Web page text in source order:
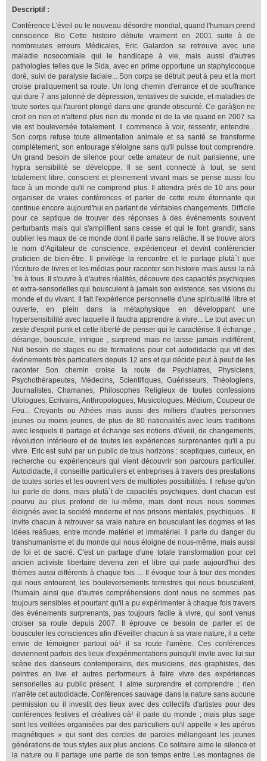
Descriptif :
Conférence L'éveil ou le nouveau désordre mondial, quand l'humain prend
conscience Bio Cette histoire débute vraiment en 2001 suite à de
nombreuses erreurs Médicales, Eric Galardon se retrouve avec une
maladie nosocomiale qui le handicape à vie, mais aussi d'autres
pathologies telles que le Sida, avec en prime opportune un staphylocoque
doré, suivi de paralysie faciale... Son corps se détruit peut à peu et la mort
croise pratiquement sa route. Un long chemin d'errance et de souffrance
qui dure 7 ans jalonné de dépression, tentatives de suicide, et maladies de
toute sortes qui l'auront plongé dans une grande obscurité. Ce garà§on ne
croit en rien et n'attend plus rien du monde ni de la vie quand en 2007 sa
vie est bouleversée totalement. Il commence à voir, ressentir, entendre...
Son corps refuse toute alimentation animale et sa santé se transforme
complètement, son entourage s'éloigne sans qu'il puisse tout comprendre.
Un grand besoin de silence pour cette amateur de nuit parisienne, une
hypra sensibilité se développe. Il se sent connecté à tout, se sent
totalement libre, conscient et pleinement vivant mais se pense aussi fou
face à un monde qu'il ne comprend plus. Il attendra près de 10 ans pour
organiser de vraies conférences et parler de cette route étonnante qui
continue encore aujourd'hui en parlant de véritables changements. Difficile
pour ce septique de trouver des réponses à des événements souvent
perturbants mais qui s'amplifient sans cesse et qui le font grandir, sans
oublier les maux de ce monde dont il parle sans relâche. Il se trouve alors
le nom d'Agitateur de conscience, expérienceur et devint conférencier
praticien de bien-être. Il privilège la rencontre et le partage plutà´t que
l'écriture de livres et les médias pour raconter son histoire mais aussi la nà
´tre à tous. Il s'ouvre à d'autres réalités, découvre des capacités psychiques
et extra-sensorielles qui bousculent à jamais son existence, ses visions du
monde et du vivant. Il fait l'expérience personnelle d'une spiritualité libre et
ouverte, en plein dans la métaphysique en développant une
hypersensibilité avec laquelle il faudra apprendre à vivre... Le tout avec un
zeste d'esprit punk et cette liberté de penser qui le caractérise. Il échange ,
dérange, bouscule, intrigue , surprend mais ne laisse jamais indifférent,
Nul besoin de stages ou de formations pour cet autodidacte qui vit des
événements très particuliers depuis 12 ans et qui décide peut à peut de les
raconter Son chemin croise la route de Psychiatres, Physiciens,
Psychothérapeutes, Médecins, Scientifiques, Guérisseurs, Théologiens,
Journalistes, Chamanes, Philosophes Religieux de toutes confessions
Ufologues, Ecrivains, Anthropologues, Musicologues, Médium, Coupeur de
Feu... Croyants ou Athées mais aussi des milliers d'autres personnes
jeunes ou moins jeunes, de plus de 80 nationalités avec leurs traditions
avec lesquels il partage et échange ses notions d'éveil, de changements,
révolution intérieure et de toutes les expériences surprenantes qu'il a pu
vivre. Eric est suivi par un public de tous horizons : sceptiques, curieux, en
recherche ou expérienceurs qui vient découvrir son parcours particulier.
Autodidacte, il conseille particuliers et entreprises à travers des prestations
de toutes sortes et les ouvrent vers de multiples possibilités. Il refuse qu'on
lui parle de dons, mais plutà´t de capacités psychiques, dont chacun est
pourvu au plus profond de lui-même, mais dont nous nous sommes
éloignés avec la société moderne et nos prisons mentales, psychiques... Il
invite chacun à retrouver sa vraie nature en bousculant les dogmes et les
idées reà§ues, entre monde matériel et immatériel. Il parle du danger du
transhumanisme et du monde qui nous éloigne de nous-même, mais aussi
de foi et de sacré. C'est un partage d'une totale transformation pour cet
ancien activiste libertaire devenu zen et libre qui parle aujourd'hui des
thèmes aussi différents à chaque fois ... Il évoque tour à tour des mondes
qui nous entourent, les bouleversements terrestres qui nous bousculent,
l'humain ainsi que d'autres compréhensions dont nous ne sommes pas
toujours sensibles et pourtant qu'il a pu expérimenter à chaque fois travers
des événements surprenants, pas toujours facile à vivre, qui sont venus
croiser sa route depuis 2007. Il éprouve ce besoin de parler et de
bousculer les consciences afin d'éveiller chacun à sa vraie nature, il a cette
envie de témoigner partout oà¹ il sa route l'amène. Ces conférences
deviennent parfois des lieux d'expérimentations puisqu'il invite avec lui sur
scène des danseurs contemporains, des musiciens, des graphistes, des
peintres en live et autres performeurs à faire vivre des expériences
sensorielles au public présent. Il aime surprendre et comprendre ; rien
n'arrête cet autodidacte. Conférences sauvage dans la nature sans aucune
permission ou il investit des lieux avec des collectifs d'artistes pour des
conférences festives et créatives oà¹ il parle du monde ; mais plus sage
sont les veillées organisées par des particuliers qu'il appelle « les apéros
magnétiques » qui sont des cercles de paroles mélangeant les jeunes
générations de tous styles aux plus anciens. Ce solitaire aime le silence et
la nature ou il partage une partie de son temps entre Les montagnes de